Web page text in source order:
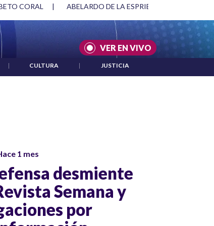
CORAL | ABELARDO DE LA ESPRIELLA Y DMG
VER EN VIVO
| CULTURA | JUSTICIA
1 mes
desmiente
Semana y
por